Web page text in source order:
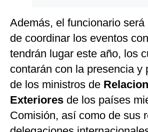
Además, el funcionario será
de coordinar los eventos
tendrán lugar este año, los
contarán con la presencia y
de los ministros de
Exteriores de los países
Comisión, así como de sus